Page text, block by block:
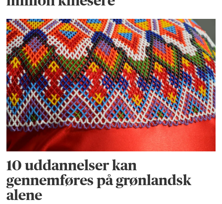
10 uddannelser kan
gennemføres på grønlandsk
alene